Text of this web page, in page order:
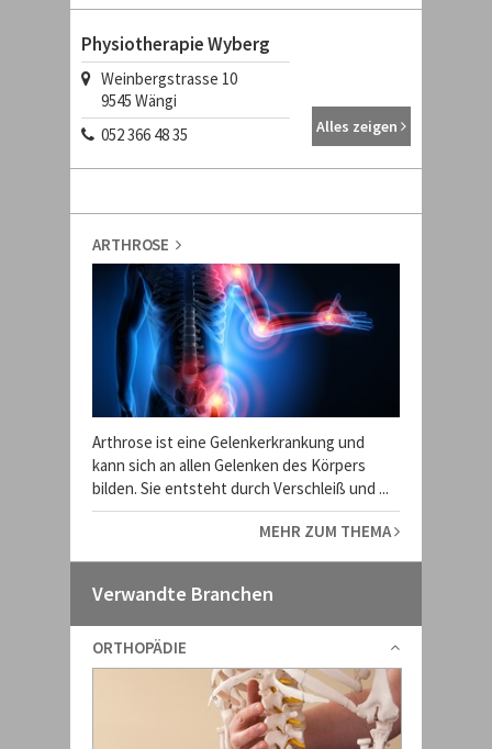
Physiotherapie Wyberg
Weinbergstrasse 10
9545 Wängi
052 366 48 35
Alles zeigen
ARTHROSE
Arthrose ist eine Gelenkerkrankung und
kann sich an allen Gelenken des Körpers
bilden. Sie entsteht durch Verschleiß und ...
MEHR ZUM THEMA
Verwandte Branchen
ORTHOPÄDIE